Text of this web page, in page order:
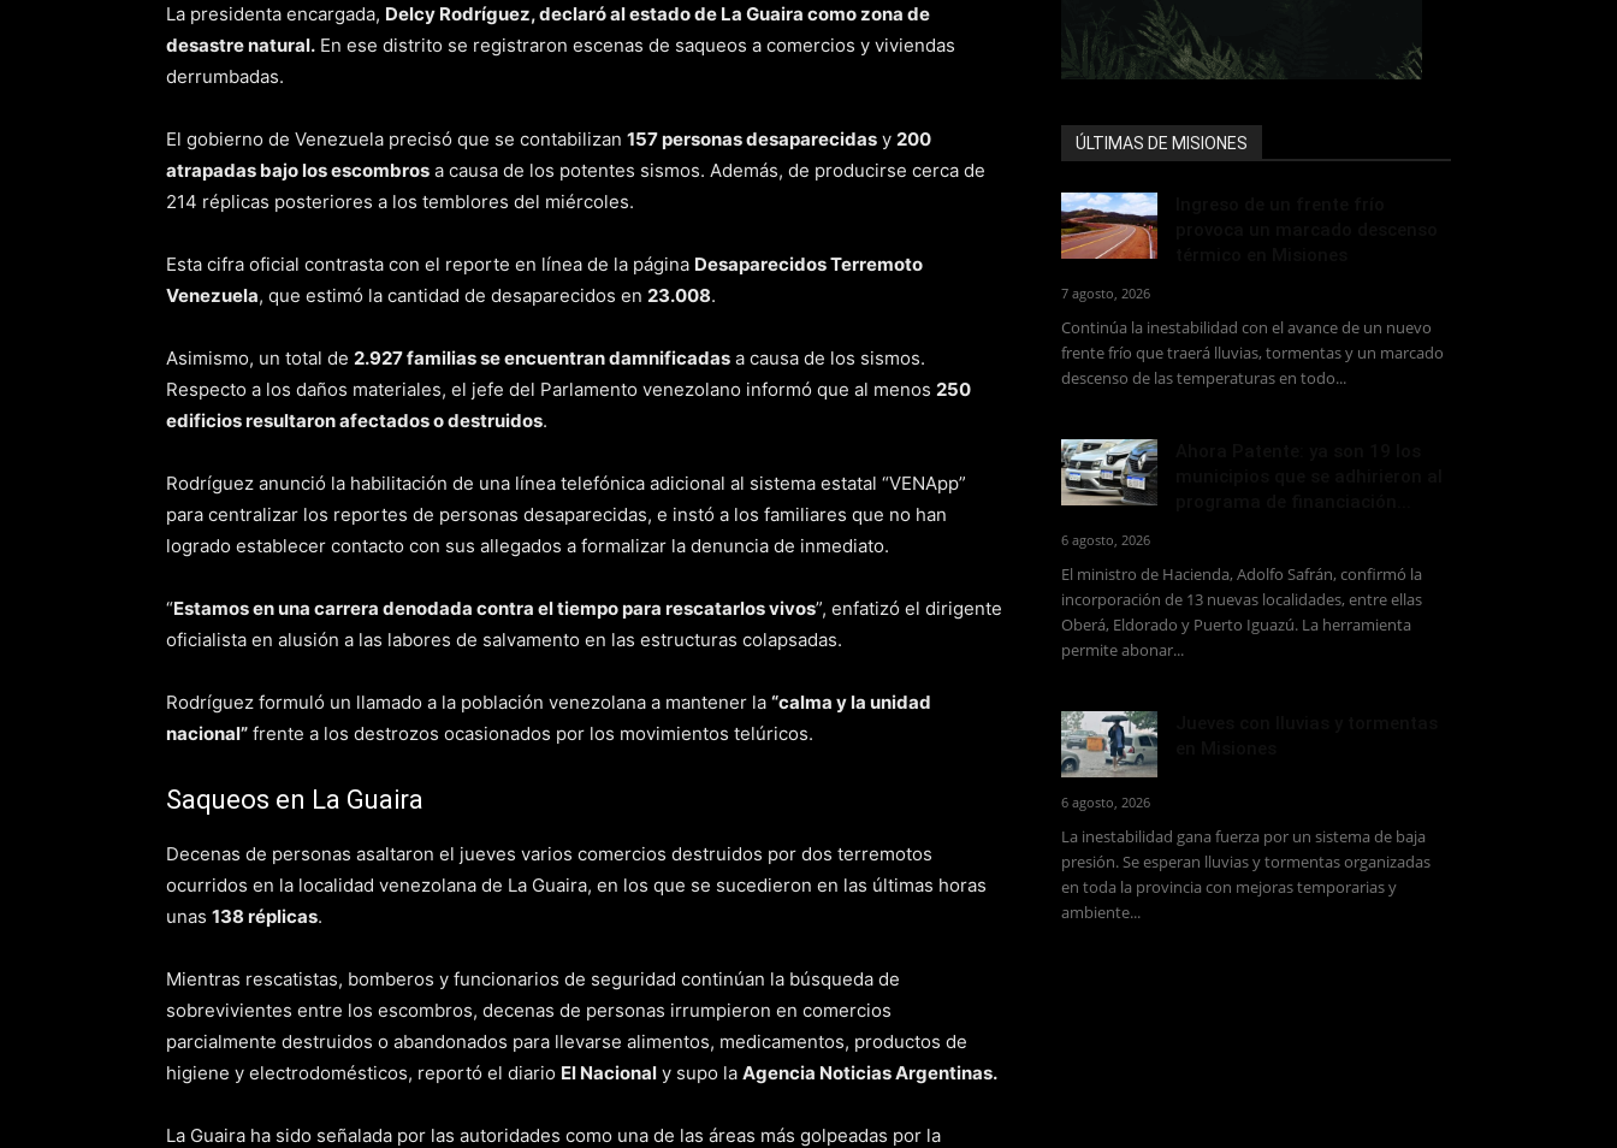
La presidenta encargada, Delcy Rodríguez, declaró al estado de La Guaira como zona de
desastre natural. En ese distrito se registraron escenas de saqueos a comercios y viviendas
derrumbadas.
El gobierno de Venezuela precisó que se contabilizan 157 personas desaparecidas y 200
atrapadas bajo los escombros a causa de los potentes sismos. Además, de producirse cerca de
214 réplicas posteriores a los temblores del miércoles.
Esta cifra oficial contrasta con el reporte en línea de la página Desaparecidos Terremoto
Venezuela, que estimó la cantidad de desaparecidos en 23.008.
Asimismo, un total de 2.927 familias se encuentran damnificadas a causa de los sismos.
Respecto a los daños materiales, el jefe del Parlamento venezolano informó que al menos 250
edificios resultaron afectados o destruidos.
Rodríguez anunció la habilitación de una línea telefónica adicional al sistema estatal “VENApp”
para centralizar los reportes de personas desaparecidas, e instó a los familiares que no han
logrado establecer contacto con sus allegados a formalizar la denuncia de inmediato.
“Estamos en una carrera denodada contra el tiempo para rescatarlos vivos”, enfatizó el dirigente
oficialista en alusión a las labores de salvamento en las estructuras colapsadas.
Rodríguez formuló un llamado a la población venezolana a mantener la “calma y la unidad
nacional” frente a los destrozos ocasionados por los movimientos telúricos.
Saqueos en La Guaira
Decenas de personas asaltaron el jueves varios comercios destruidos por dos terremotos
ocurridos en la localidad venezolana de La Guaira, en los que se sucedieron en las últimas horas
unas 138 réplicas.
Mientras rescatistas, bomberos y funcionarios de seguridad continúan la búsqueda de
sobrevivientes entre los escombros, decenas de personas irrumpieron en comercios
parcialmente destruidos o abandonados para llevarse alimentos, medicamentos, productos de
higiene y electrodomésticos, reportó el diario El Nacional y supo la Agencia Noticias Argentinas.
La Guaira ha sido señalada por las autoridades como una de las áreas más golpeadas por la
ÚLTIMAS DE MISIONES
7 agosto, 2026
Continúa la inestabilidad con el avance de un nuevo
frente frío que traerá lluvias, tormentas y un marcado
descenso de las temperaturas en todo...
6 agosto, 2026
El ministro de Hacienda, Adolfo Safrán, confirmó la
incorporación de 13 nuevas localidades, entre ellas
Oberá, Eldorado y Puerto Iguazú. La herramienta
permite abonar...
6 agosto, 2026
La inestabilidad gana fuerza por un sistema de baja
presión. Se esperan lluvias y tormentas organizadas
en toda la provincia con mejoras temporarias y
ambiente...